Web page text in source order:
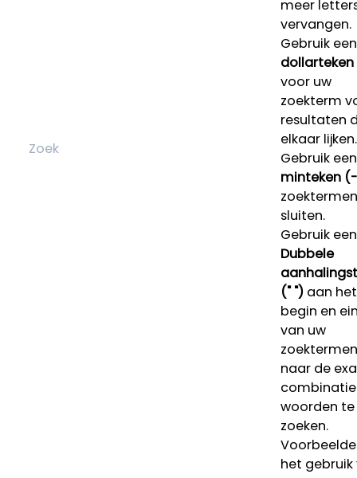
meer
vervangen.
Gebruik een
voor uw
zoekterm
resultaten
elkaar lijken.
Gebruik een
minteken
sluiten.
Gebruik een
Dubbele
(" ")aan het
begin en
van uw
naar de
woorden te
zoeken.
het gebruik